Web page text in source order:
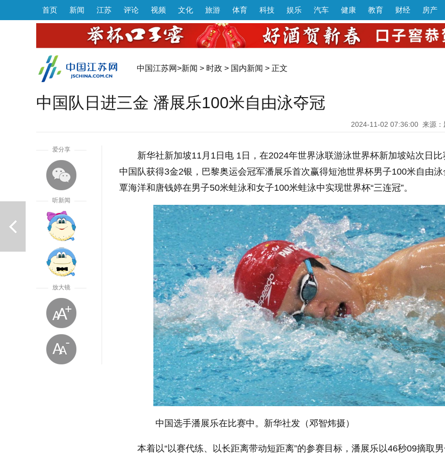
首页 新闻 江苏 评论 视频 文化 旅游 体育 科技 娱乐 汽车 健康 教育 财经 房产
中国江苏网>新闻 > 时政 > 国内新闻 > 正文
中国队日进三金 潘展乐100米自由泳夺冠
2024-11-02 07:36:00 来源：
爱分享
听新闻
放大镜
新华社新加坡11月1日电 1日，在2024年世界泳联游泳世界杯新加坡站次日比
中国队获得3金2银，巴黎奥运会冠军潘展乐首次赢得短池世界杯男子100米自由泳
覃海洋和唐钱婷在男子50米蛙泳和女子100米蛙泳中实现世界杯“三连冠”。
中国选手潘展乐在比赛中。新华社发（邓智炜摄）
本着以“以赛代练、以长距离带动短距离”的参赛目标，潘展乐以46秒09摘取